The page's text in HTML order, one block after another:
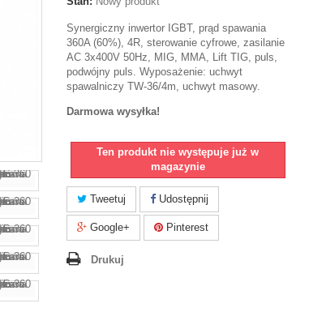
Synergiczny inwertor IGBT, prąd spawania
360A (60%), 4R, sterowanie cyfrowe, zasilanie
AC 3x400V 50Hz, MIG, MMA, Lift TIG, puls,
podwójny puls. Wyposażenie: uchwyt
spawalniczy TW-36/4m, uchwyt masowy.
Darmowa wysyłka!
Ten produkt nie występuje już w
magazynie
Tweetuj Udostępnij
Google+ Pinterest
Drukuj